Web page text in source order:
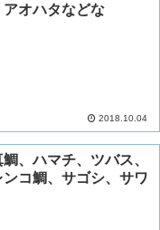
オハタなどな
2018.10.04
、ハマチ、ツバス、
コ鯛、サゴシ、サワ